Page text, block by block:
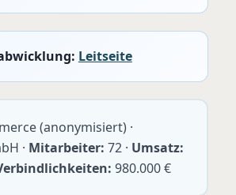
Leitseite
(anonymisiert) ·
· Mitarbeiter: 72 · Umsatz:
980.000 €